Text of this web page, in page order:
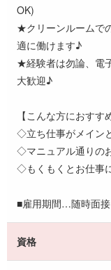
OK)
★クリーンルームで
適に働けます♪
★経験者は勿論、電
大歓迎♪
【こんな方におすす
◇立ち仕事がメイン
◇マニュアル通りの
◇もくもくとお仕事
■雇用期間…随時面接
資格